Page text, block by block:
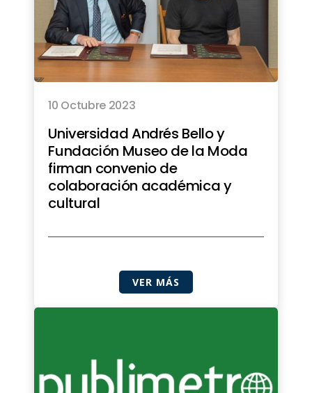
10 Octubre 2023
Universidad Andrés Bello y
Fundación Museo de la Moda
firman convenio de
colaboración académica y
cultural
VER MÁS